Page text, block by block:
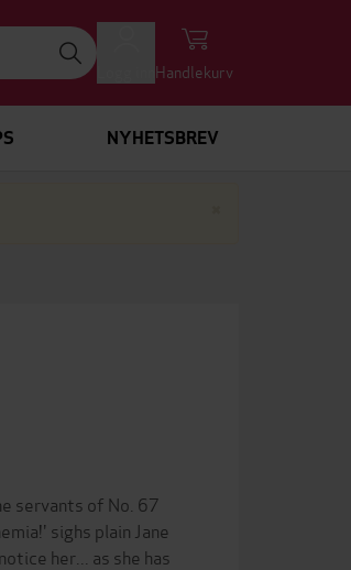
Handlekurv
NYHETSBREV
servants of No. 67
sighs plain Jane
her... as she has